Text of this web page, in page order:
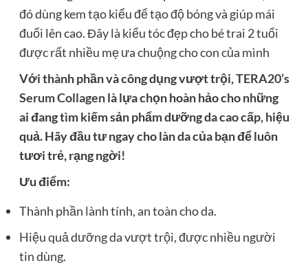
đó dùng kem tạo kiểu để tạo độ bóng và giúp mái
đuổi lên cao. Đây là kiểu tóc đẹp cho bé trai 2 tuổi
được rất nhiều mẹ ưa chuộng cho con của mình
Với thành phần và công dụng vượt trội,TERA20’s
Serum Collagenlà lựa chọn hoàn hảo cho những
ai đang tìm kiếm sản phẩm dưỡng da cao cấp, hiệu
quả. Hãy đầu tư ngay cho làn da của bạn để luôn
tươi trẻ, rạng ngời!
Ưu điểm:
Thành phần lành tính, an toàn cho da.
Hiệu quả dưỡng da vượt trội, được nhiều người
tin dùng.